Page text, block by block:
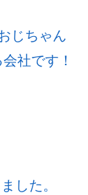
じちゃん
社です！
した。